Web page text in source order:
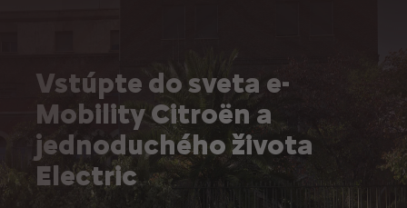
Vstúpte do sveta e-
Mobility Citroën a
jednoduchého života
Electric